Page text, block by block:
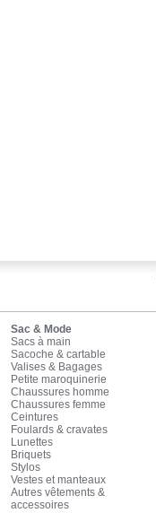
Sac & Mode
Sacs à main
Sacoche & cartable
Valises & Bagages
Petite maroquinerie
Chaussures homme
Chaussures femme
Ceintures
Foulards & cravates
Lunettes
Briquets
Stylos
Vestes et manteaux
Autres vêtements &
accessoires